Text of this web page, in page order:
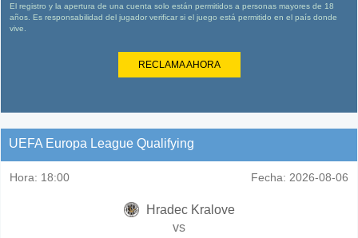
El registro y la apertura de una cuenta solo están permitidos a personas mayores de 18
años. Es responsabilidad del jugador verificar si el juego está permitido en el país donde
vive.
RECLAMA AHORA
UEFA Europa League Qualifying
Hora: 18:00 Fecha: 2026-08-06
Hradec Kralove
vs